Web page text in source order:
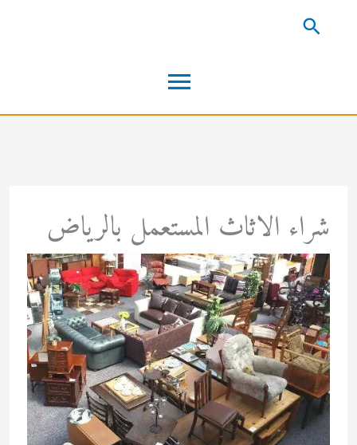
القائمة
الرئيسية
البحث
شراء الاثاث المستعمل بالرياض